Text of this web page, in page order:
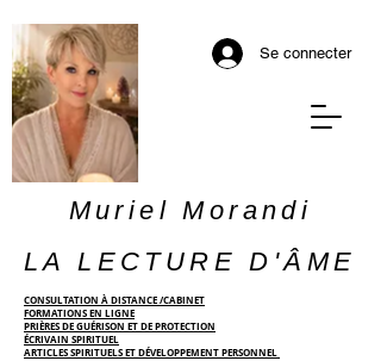
Se connecter
Muriel Morandi
LA LECTURE D'ÂME
CONSULTATION À DISTANCE /CABINET
FORMATIONS EN LIGNE
PRIÈRES DE GUÉRISON ET DE PROTECTION
ÉCRIVAIN SPIRITUEL
ARTICLES SPIRITUELS ET DÉVELOPPEMENT PERSONNEL